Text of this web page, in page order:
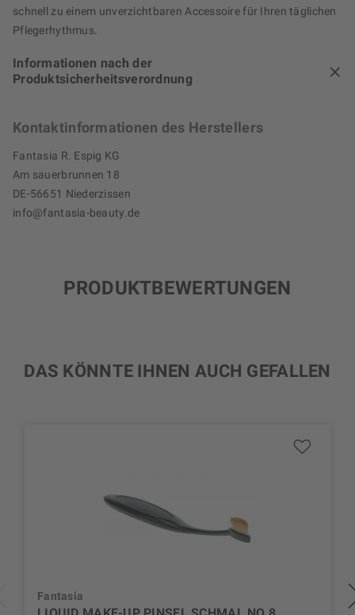
schnell zu einem unverzichtbaren Accessoire für Ihren täglichen
Pflegerhythmus.
Informationen nach der
Produktsicherheitsverordnung
Kontaktinformationen des Herstellers
Fantasia R. Espig KG
Am sauerbrunnen 18
DE-56651 Niederzissen
info@fantasia-beauty.de
PRODUKTBEWERTUNGEN
DAS KÖNNTE IHNEN AUCH GEFALLEN
Fantasia